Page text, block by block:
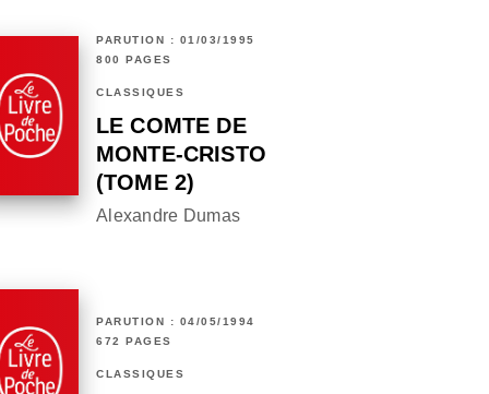
PARUTION : 01/03/1995
800 PAGES
CLASSIQUES
LE COMTE DE
MONTE-CRISTO
(TOME 2)
Alexandre Dumas
PARUTION : 04/05/1994
672 PAGES
CLASSIQUES